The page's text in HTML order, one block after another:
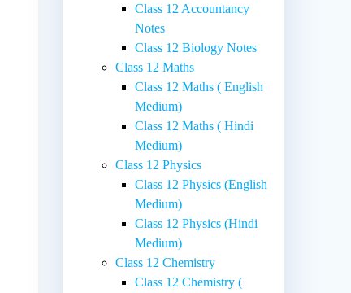
Class 12 Accountancy
Notes
Class 12 Biology Notes
Class 12 Maths
Class 12 Maths ( English
Medium)
Class 12 Maths ( Hindi
Medium)
Class 12 Physics
Class 12 Physics (English
Medium)
Class 12 Physics (Hindi
Medium)
Class 12 Chemistry
Class 12 Chemistry (